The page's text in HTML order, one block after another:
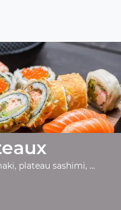
plateau sashimi, ...